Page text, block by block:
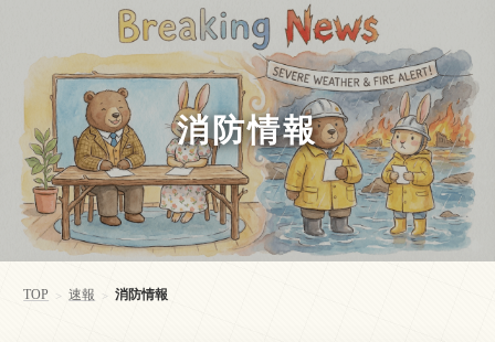
消防情報
TOP > 速報 > 消防情報